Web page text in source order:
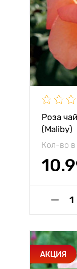
Роза
(Maliby)
Кол-во в
АКЦИЯ